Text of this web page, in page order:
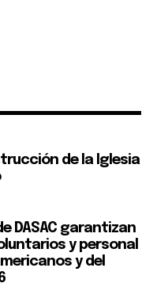
de la Iglesia
DASAC garantizan
y personal
y del